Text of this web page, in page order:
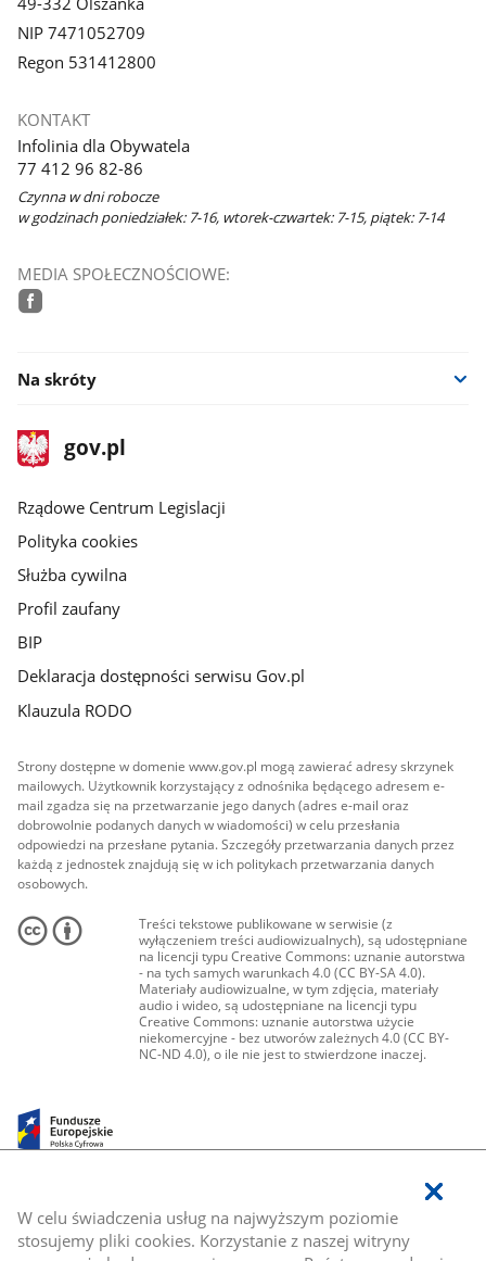
W celu świadczenia usług na najwyższym poziomie
stosujemy pliki cookies. Korzystanie z naszej witryny
NIP 7471052709
Regon 531412800
KONTAKT
Infolinia dla Obywatela
77 412 96 82-86
Czynna w dni robocze
w godzinach poniedziałek: 7-16, wtorek-czwartek: 7-15, piątek: 7-14
MEDIA SPOŁECZNOŚCIOWE:
Na skróty
stopka
gov.plStrona
gov.pl
Rządowe Centrum Legislacji
Polityka cookies
Służba cywilna
Profil zaufany
BIP
Deklaracja dostępności serwisu Gov.pl
Klauzula RODO
Strony dostępne w domenie www.gov.pl mogą zawierać adresy skrzynek
mailowych. Użytkownik korzystający z odnośnika będącego adresem e-
mail zgadza się na przetwarzanie jego danych (adres e-mail oraz
dobrowolnie podanych danych w wiadomości) w celu przesłania
odpowiedzi na przesłane pytania. Szczegóły przetwarzania danych przez
każdą z jednostek znajdują się w ich politykach przetwarzania danych
osobowych.
Treści tekstowe publikowane w serwisie (z
wyłączeniem treści audiowizualnych), są udostępniane
na licencji typu Creative Commons: uznanie autorstwa
- na tych samych warunkach 4.0 (CC BY-SA 4.0).
Materiały audiowizualne, w tym zdjęcia, materiały
audio i wideo, są udostępniane na licencji typu
Creative Commons: uznanie autorstwa użycie
niekomercyjne - bez utworów zależnych 4.0 (CC BY-
NC-ND 4.0), o ile nie jest to stwierdzone inaczej.